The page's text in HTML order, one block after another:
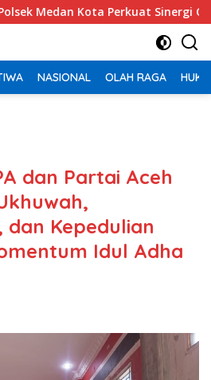
Sinergi Ciptakan Situasi
NASIONAL OLAH RAGA
dan Partai Aceh
dan Kepedulian
Idul Adha